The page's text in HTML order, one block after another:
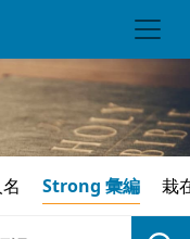
Strong 彙編 栽